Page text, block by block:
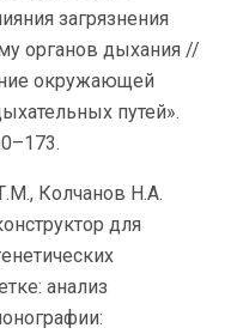
загрязнения
органов дыхания //
окружающей
путей».
Колчанов Н.А.
для
анализ